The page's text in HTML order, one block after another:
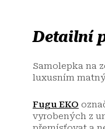
Detailní
Samolepka na
luxusním
Fugu EKO
vyrobených z